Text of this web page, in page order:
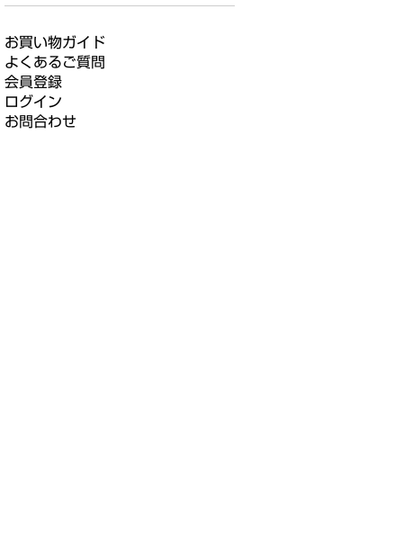
お買い物ガイド
よくあるご質問
会員登録
ログイン
お問合わせ